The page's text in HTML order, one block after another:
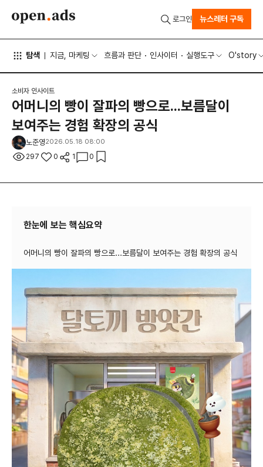
탐색 지금, 마케팅 흐름과 판단 인사이터 실행도구 O'story
로그인 뉴스레터 구독
소비자 인사이트
어머니의 빵이 잘파의 빵으로...보름달이
보여주는 경험 확장의 공식
노준영2026.05.18 08:00
297 0 1 0
한눈에 보는 핵심요약